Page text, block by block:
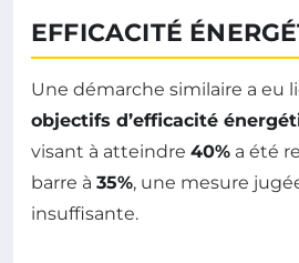
EFFICACITÉ
Une démarche similaire a eu
objectifs d’efficacité
visant à atteindre 40% a été
barre à 35%, une mesure
insuffisante.